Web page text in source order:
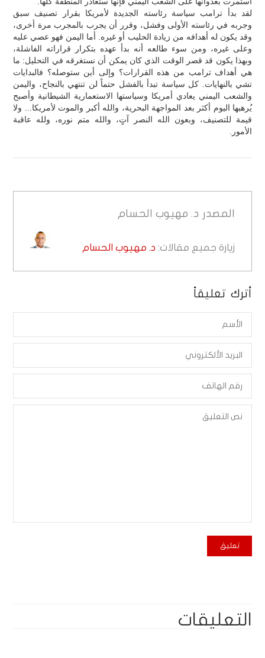
لقد بدأ ترامب سياسة رئاسته الجديدة لأمريكا بقرار تصنيف سبق
وجربه في رئاسته الأولى وفشل، وقرر أن يجرب بالمجرب مرة أخرى،
وقد يكون له أهدافه من زيادة الحليب أو غيره. أما اليمن فهو عصي عليه
وعلى غيره، ومن سوء طالعه أنه بدأ عهده بتكرار قراراته الفاشلة،
وبهذا يكون قد قصر الوقت الذي كان يمكن أن نستغرقه في التحليل: ما
هي أهداف ترامب من هذه القرارات؟ وإلى أين ستوصله؟ فالبدايات
تشي بالنهايات. كل سياسة تبدأ بالفشل حتماً لن تنتهي بالنجاح، واليمن
والشعب اليمني يعادي أمريكا وسياستها الاستعمارية الشيطانية وأصبح
يُرهبها اليوم أكثر بعد المواجهة البحرية، والله أكبر والموت لأمريكا... ولا
قيمة للتصنيف، وبعون الله النصر آتٍ، والله متم نوره، ولله عاقبة
الأمور.
المصدر د. مهيوب الحسام
زيارة جميع مقالات: د. مهيوب الحسام
أترك تعليقاً
التعليقات